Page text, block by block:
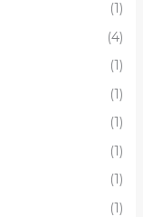
(1)
(4)
(1)
(1)
(1)
(1)
(1)
(1)